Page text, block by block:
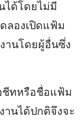
ได้โดยไม่มี
ลองเปิดแฟ้ม
านโดยผู้อื่นซึ่ง
ชีทหรือชื่อแฟ้ม
านได้ปกติจึงจะ